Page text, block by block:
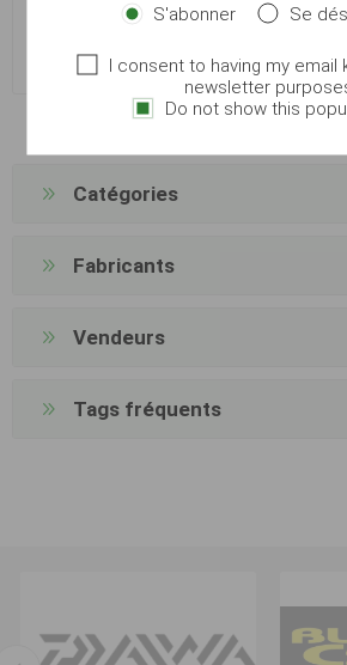
€ 16,07
Catégories
Fabricants
Vendeurs
Tags fréquents
S'abonner Se
I consent to having my email
newsletter
Do not show this